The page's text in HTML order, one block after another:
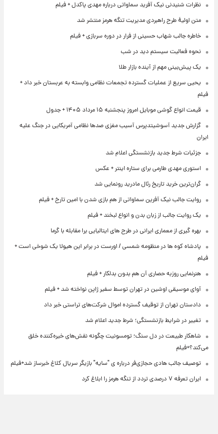
نظرات شنیدنی نیک آفرید سماواتی درباره مهدی پاکدل + فیلم
متن اولیۀ طرح راهبردی مدیریت تنگه هرمز منتشر شد
خاطره جالب شهاب حسینی از فرار در دوره سربازی + فیلم
نحوه فعالیت سیستم دید در شب
یک پیش‌بینی مهم از آینده بازار طلا
یحیی سریع از عملیات گسترده تجمعات نظامی وابسته به عربستان خبر داد +
فیلم
قیمت انواع گوشی موبایل امروز پنجشنبه ۱۵ مرداد ۱۴۰۵ + جدول
گزارش جدید آسوشیتدپرس آسیب مغزی صدها نظامی آمریکایی در جنگ علیه
ایران
جزئیات شرط جدید بازنشستگی اعلام شد
استوری مهدی طارمی برای ستاره اینتر + عکس
گران‌ترین خرید تاریخ رئال مادرید رونمایی شد
روایت جالب نیک آفرین سماواتی از هم بازی شدن با امین تارخ + فیلم
یک روایت جالب از زبان بدن و انواع لبخند + فیلم
بهره گیری از معماری ایرانی در طرح های ایتالیایی برا مقابله با گرما
پادشاه کوه ها در منظومه شمسی / اورست در برابر این هیولا یک شوخی است +
فیلم
هنرنمایی روزبه حصاری آن هم بدون بدلکار + فیلم
آوای موسیقی اوشین در تهران توسط سفیر ژاپن نواخته شد + فیلم
دادستان تهران از توقیف گسترده اموال شرکت‌های تراستی خبر داد
تغییر در شرایط بازنشستگی؛ شرط جدید اعلام شد
شاهکار طبیعت در دل سنگ؛ تومسونیت چگونه نقش‌های خیره‌کننده خلق
می‌کند؟+فیلم
توصیف جالب هادی حجازی‌فر درباره ی "سایه" بازیگر سریال کلاغ خبرساز شد+فیلم
ایران تعرفه ۷ درصدی تردد از تنگه هرمز را ابلاغ کرد